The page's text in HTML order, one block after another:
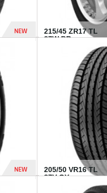
NEW
837 Dhs
215/45 ZR17 TL
87W BR...
NEW
205/50 VR16 TL
87V GY...